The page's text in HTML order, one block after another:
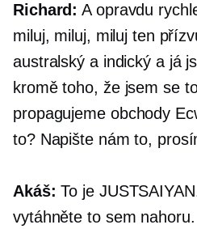
Richard: A opravdu
miluj, miluj, miluj ten
australský a indický a já
kromě toho, že jsem se
propagujeme obchody
to? Napište nám to,
Akáš: To je
vytáhněte to sem nahoru.